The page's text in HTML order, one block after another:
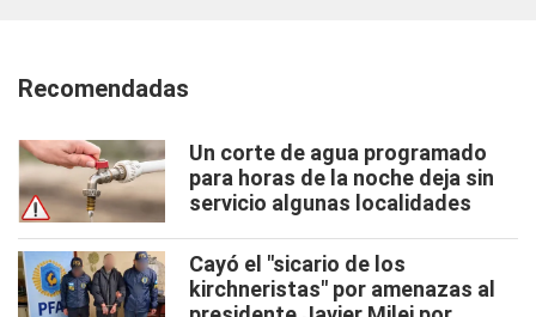
Recomendadas
Un corte de agua programado
para horas de la noche deja sin
servicio algunas localidades
Cayó el "sicario de los
kirchneristas" por amenazas al